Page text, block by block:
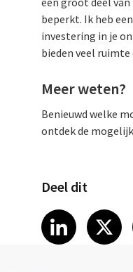
beperkt. Ik heb
investering in je
bieden veel ruimte
Meer weten?
Benieuwd welke
ontdek de
Deel dit
Share X